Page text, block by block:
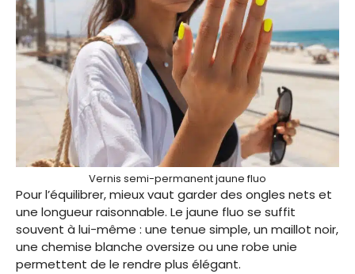
Vernis semi-permanent jaune fluo
Pour l’équilibrer, mieux vaut garder des ongles nets et
une longueur raisonnable. Le jaune fluo se suffit
souvent à lui-même : une tenue simple, un maillot noir,
une chemise blanche oversize ou une robe unie
permettent de le rendre plus élégant.